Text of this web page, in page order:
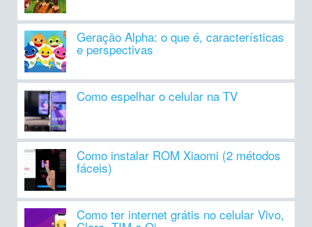
Geração Alpha: o que é, características
e perspectivas
Como espelhar o celular na TV
Como instalar ROM Xiaomi (2 métodos
fáceis)
Como ter internet grátis no celular Vivo,